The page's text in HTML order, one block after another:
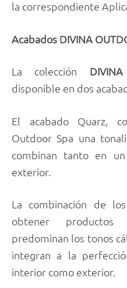
la correspondiente
Acabados DIVINA
La colección
disponible en dos
El acabado Quarz,
Outdoor Spa una
combinan tanto en
exterior.
La combinación de
obtener
predominan los tonos
integran a la
interior como exterior.